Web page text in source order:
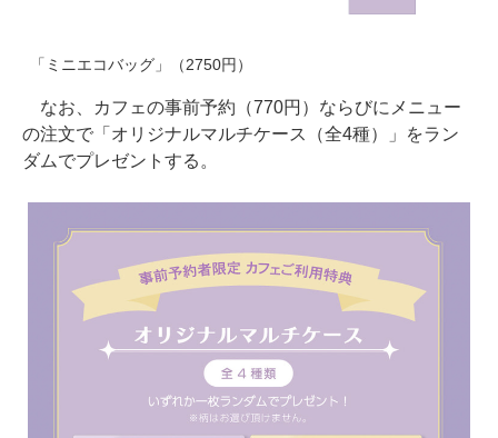
「ミニエコバッグ」（2750円）
なお、カフェの事前予約（770円）ならびにメニュー
の注文で「オリジナルマルチケース（全4種）」をラン
ダムでプレゼントする。